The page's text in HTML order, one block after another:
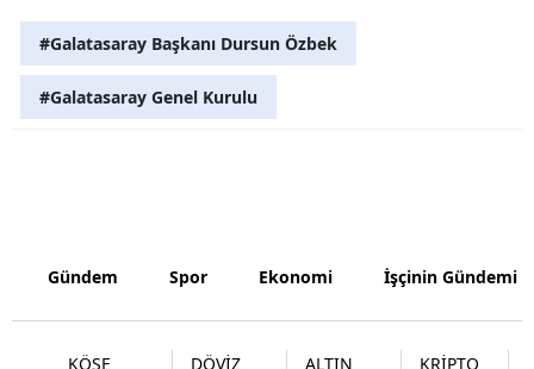
Sakarya
#Galatasaray Başkanı Dursun Özbek
#Galatasaray Genel Kurulu
Gündem Spor Ekonomi İşçinin Gündemi
KÖŞE DÖVİZ ALTIN KRİPTO